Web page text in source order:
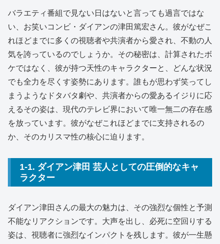
バラエティ番組で見ない日はないと言っても過言ではな
い、お笑いコンビ・ダイアンの津田篤宏さん。彼がなぜこ
れほどまでに多くの視聴者や共演者から愛され、不動の人
気を誇っているのでしょうか。その秘密は、計算されたボ
ケではなく、彼が持つ天性のキャラクターと、どんな状況
でも全力を尽くす姿勢にあります。誰もが思わず笑ってし
まうようなドタバタ劇や、共演者からの愛あるイジりに応
えるその姿は、現代のテレビ界において唯一無二の存在感
を放っています。彼がなぜこれほどまでに支持されるの
か、そのカリスマ性の核心に迫ります。
1-1. ダイアン津田 芸人としての圧倒的なキャ
ラクター
ダイアン津田さんの最大の魅力は、その強烈な個性と予測
不能なリアクションです。大声を出し、必死に空回りする
姿は、視聴者に強烈なインパクトを残します。彼が一生懸